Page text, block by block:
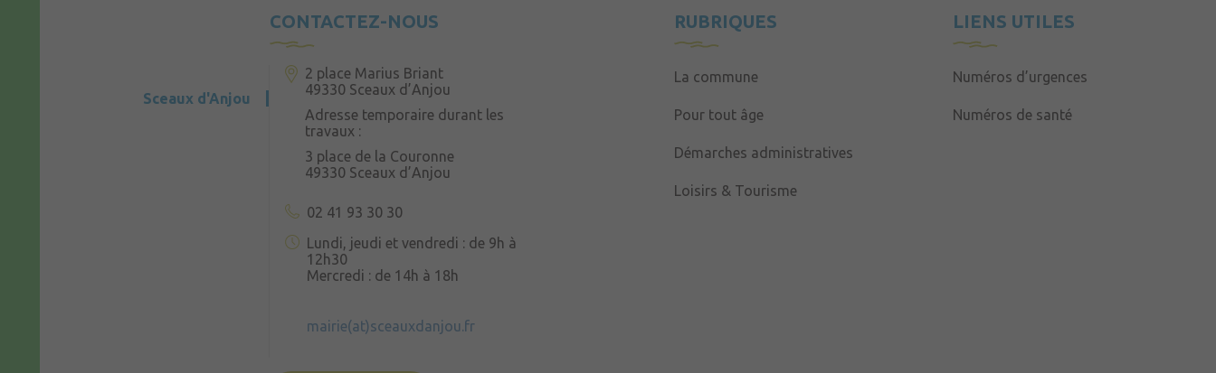
CONTACTEZ-NOUS
Sceaux d'Anjou
2 place Marius Briant
49330 Sceaux d’Anjou
Adresse temporaire durant les
travaux :
3 place de la Couronne
49330 Sceaux d’Anjou
02 41 93 30 30
Lundi, jeudi et vendredi : de 9h à
12h30
Mercredi : de 14h à 18h
mairie(at)sceauxdanjou.fr
RUBRIQUES
La commune
Pour tout âge
Démarches administratives
Loisirs & Tourisme
LIENS UTILES
Numéros d’urgences
Numéros de santé